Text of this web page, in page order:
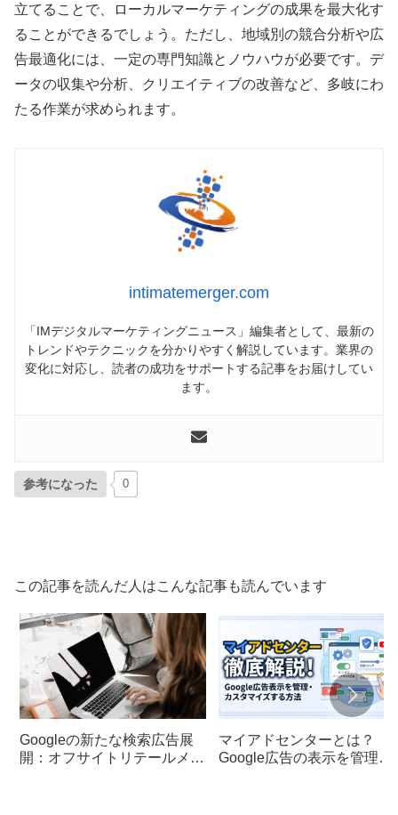
立てることで、ローカルマーケティングの成果を最大化す
ることができるでしょう。ただし、地域別の競合分析や広
告最適化には、一定の専門知識とノウハウが必要です。デ
ータの収集や分析、クリエイティブの改善など、多岐にわ
たる作業が求められます。
intimatemerger.com
「IMデジタルマーケティングニュース」編集者として、最新の
トレンドやテクニックを分かりやすく解説しています。業界の
変化に対応し、読者の成功をサポートする記事をお届けしてい
ます。
参考になった 0
この記事を読んだ人はこんな記事も読んでいます
Googleの新たな検索広告展
開：オフサイトリテールメデ
マイアドセンターとは？
Google広告の表示を管理・